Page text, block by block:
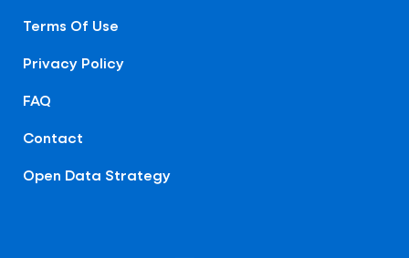
Terms Of Use
Privacy Policy
FAQ
Contact
Open Data Strategy